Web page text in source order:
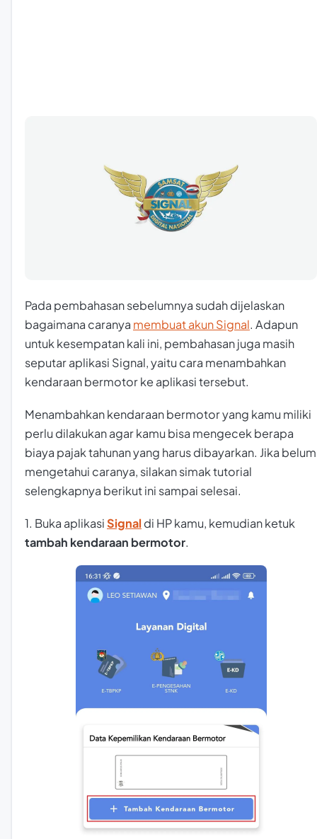
Pada pembahasan sebelumnya sudah dijelaskan
bagaimana caranya membuat akun Signal. Adapun
untuk kesempatan kali ini, pembahasan juga masih
seputar aplikasi Signal, yaitu cara menambahkan
kendaraan bermotor ke aplikasi tersebut.
Menambahkan kendaraan bermotor yang kamu miliki
perlu dilakukan agar kamu bisa mengecek berapa
biaya pajak tahunan yang harus dibayarkan. Jika belum
mengetahui caranya, silakan simak tutorial
selengkapnya berikut ini sampai selesai.
1. Buka aplikasi Signaldi HP kamu, kemudian ketuk
tambah kendaraan bermotor.